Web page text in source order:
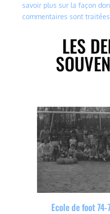
savoir plus sur la façon
commentaires sont traitées
LES
Ecole de foot 74-